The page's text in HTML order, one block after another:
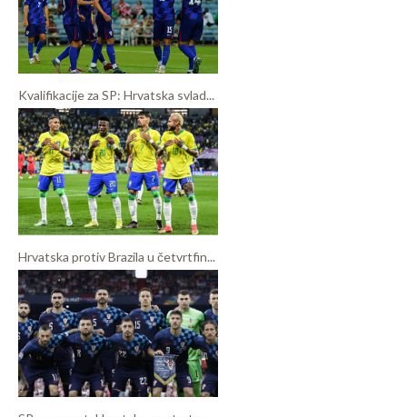
Kvalifikacije za SP: Hrvatska svlad...
Hrvatska protiv Brazila u četvrtfin...